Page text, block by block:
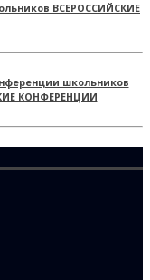
ВСЕРОССИЙСКИЕ
КОНФЕРЕНЦИИ